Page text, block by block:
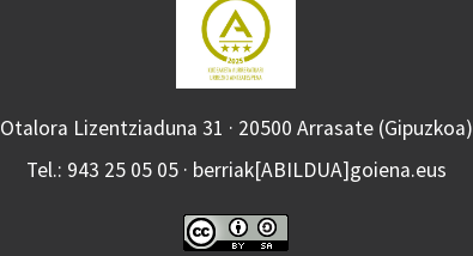
Otalora Lizentziaduna 31 · 20500 Arrasate (Gipuzkoa)
Tel.: 943 25 05 05 · berriak[ABILDUA]goiena.eus